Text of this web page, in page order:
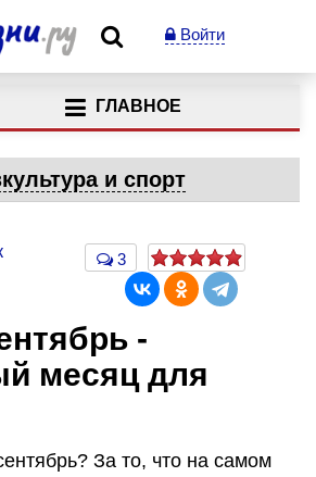
Войти
ГЛАВНОЕ
и спорт
3
-
месяц для
За то, что на самом